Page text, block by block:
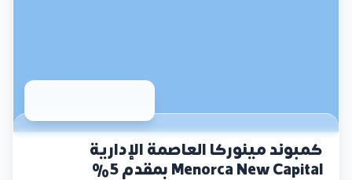
كمبوند مينوركا العاصمة الإدارية
Menorca New Capital بمقدم 5%